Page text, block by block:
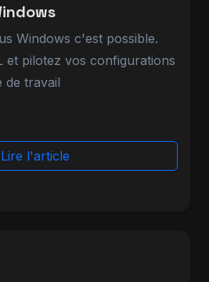
Windows c'est possible.
et pilotez vos configurations
de travail
Lire l'article